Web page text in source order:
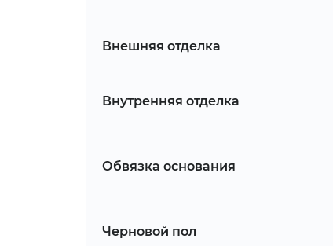
Внешняя отделка
Внутренняя отделка
Обвязка основания
Черновой пол